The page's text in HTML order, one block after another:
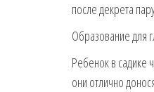
после декрета
Образование для
Ребенок в садике
они отлично